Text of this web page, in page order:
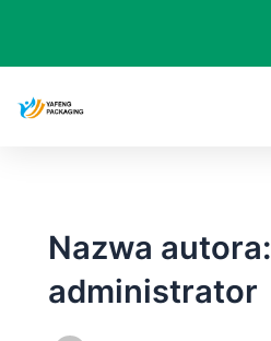
treści
Nazwa autora:
administrator